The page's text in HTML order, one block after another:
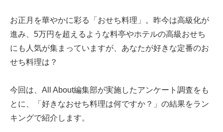
お正月を華やかに彩る「おせち料理」。昨今は高級化が
進み、5万円を超えるような料亭やホテルの高級おせち
にも人気が集まっていますが、あなたが好きな定番のお
せち料理は？
今回は、All About編集部が実施したアンケート調査をも
とに、「好きなおせち料理は何ですか？」の結果をラン
キングで紹介します。